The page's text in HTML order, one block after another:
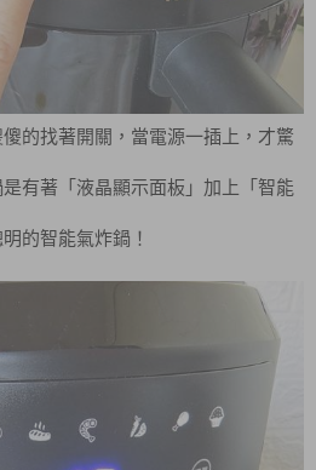
的找著開關，當電源一插上，才驚
有著「液晶顯示面板」加上「智能
的智能氣炸鍋！